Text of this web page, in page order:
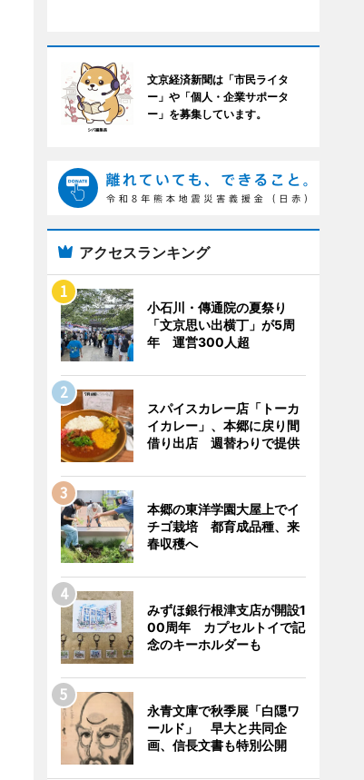
文京経済新聞は「市民ライタ
ー」や「個人・企業サポータ
ー」を募集しています。
アクセスランキング
小石川・傳通院の夏祭り
「文京思い出横丁」が5周
年 運営300人超
スパイスカレー店「トーカ
イカレー」、本郷に戻り間
借り出店 週替わりで提供
本郷の東洋学園大屋上でイ
チゴ栽培 都育成品種、来
春収穫へ
みずほ銀行根津支店が開設1
00周年 カプセルトイで記
念のキーホルダーも
永青文庫で秋季展「白隠ワ
ールド」 早大と共同企
画、信長文書も特別公開